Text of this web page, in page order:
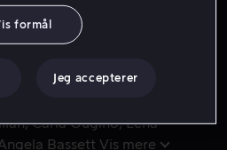
forladt af sin mor, en kendt
forladt af sin mor, en kendt
en hensynsløs dræber, men
eller den 8-årige Emily.
Carla Gugino Lena
Bassett Vis mere
formål
Jeg accepterer